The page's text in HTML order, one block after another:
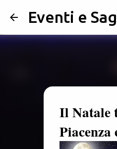
Eventi e
Il Natale
Piacenza